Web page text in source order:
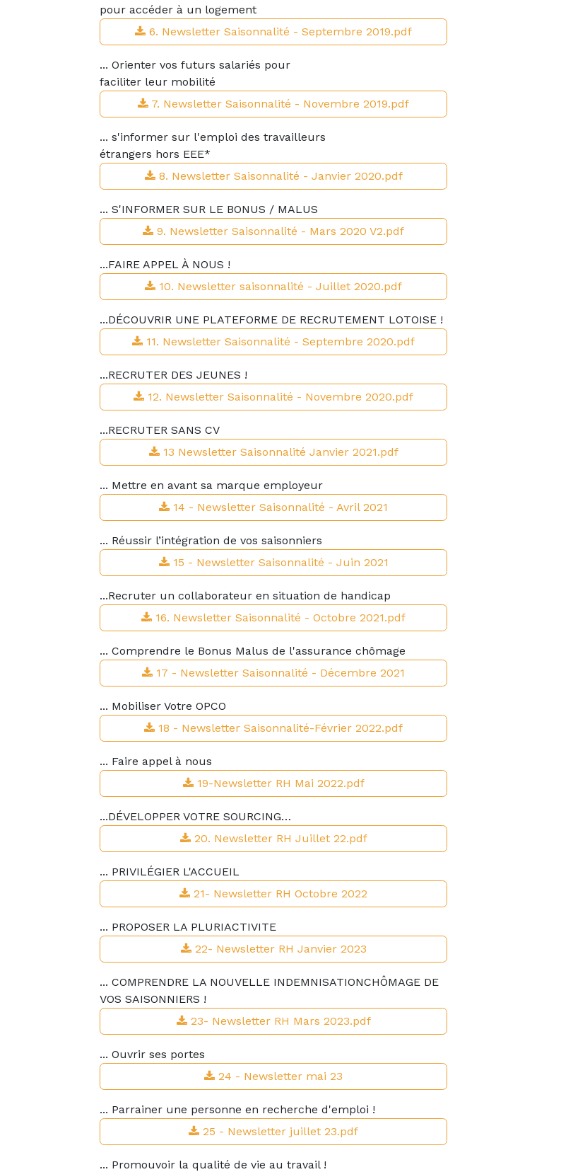
pour accéder à un logement
6. Newsletter Saisonnalité - Septembre 2019.pdf
... Orienter vos futurs salariés pour
faciliter leur mobilité
7. Newsletter Saisonnalité - Novembre 2019.pdf
... s'informer sur l'emploi des travailleurs
étrangers hors EEE*
8. Newsletter Saisonnalité - Janvier 2020.pdf
... S'INFORMER SUR LE BONUS / MALUS
9. Newsletter Saisonnalité - Mars 2020 V2.pdf
...FAIRE APPEL À NOUS !
10. Newsletter saisonnalité - Juillet 2020.pdf
...DÉCOUVRIR UNE PLATEFORME DE RECRUTEMENT LOTOISE !
11. Newsletter Saisonnalité - Septembre 2020.pdf
...RECRUTER DES JEUNES !
12. Newsletter Saisonnalité - Novembre 2020.pdf
...RECRUTER SANS CV
13 Newsletter Saisonnalité Janvier 2021.pdf
... Mettre en avant sa marque employeur
14 - Newsletter Saisonnalité - Avril 2021
... Réussir l’intégration de vos saisonniers
15 - Newsletter Saisonnalité - Juin 2021
...Recruter un collaborateur en situation de handicap
16. Newsletter Saisonnalité - Octobre 2021.pdf
... Comprendre le Bonus Malus de l'assurance chômage
17 - Newsletter Saisonnalité - Décembre 2021
... Mobiliser Votre OPCO
18 - Newsletter Saisonnalité-Février 2022.pdf
... Faire appel à nous
19-Newsletter RH Mai 2022.pdf
...DÉVELOPPER VOTRE SOURCING…
20. Newsletter RH Juillet 22.pdf
... PRIVILÉGIER L'ACCUEIL
21- Newsletter RH Octobre 2022
... PROPOSER LA PLURIACTIVITE
22- Newsletter RH Janvier 2023
... COMPRENDRE LA NOUVELLE INDEMNISATIONCHÔMAGE DE
VOS SAISONNIERS !
23- Newsletter RH Mars 2023.pdf
... Ouvrir ses portes
24 - Newsletter mai 23
... Parrainer une personne en recherche d'emploi !
25 - Newsletter juillet 23.pdf
... Promouvoir la qualité de vie au travail !